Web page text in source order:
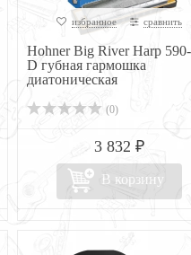
избранное сравнить
Hohner Big River Harp
D губная гармошка
диатоническая
(0)
3 832 ₽
В корзину